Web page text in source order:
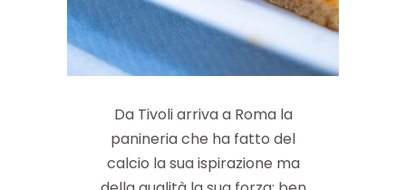
Da Tivoli arriva a Roma la
panineria che ha fatto del
calcio la sua ispirazione ma